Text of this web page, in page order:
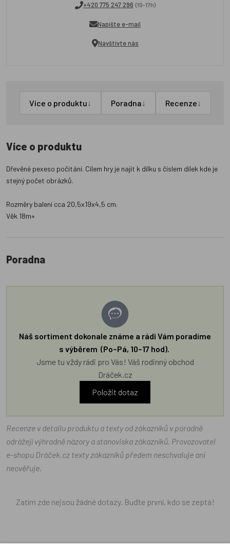
+420 775 247 296 (10-17h)
Napište e-mail
Navštivte nás
Více o produktu↓ Poradna↓ Recenze↓
Více o produktu
Dřevěné pexeso počítání. Cílem hry je najít k dílku s číslem dílek kde je
stejný počet obrázků.
Rozměry balení cca 20,5x19x4,5 cm.
Věk 18m+
Poradna
Náš sortiment dokonale známe a rádi Vám poradíme
s výběrem (Po–Pá, 10–17 hod).
Jsme tu vždy rádi pro Vás! Váš rodinný obchod
Dráček.cz
Položit dotaz
Recenze v detailu produktu a texty od zákazníků v poradně
odrážejí výhradně názory a stanoviska zákazníků. Provozovatel
e-shopu Dráček.cz texty zákazníků předem neschvaluje ani
neověřuje.
Zatím zde nejsou žádné dotazy. Buďte první, kdo se zeptá!